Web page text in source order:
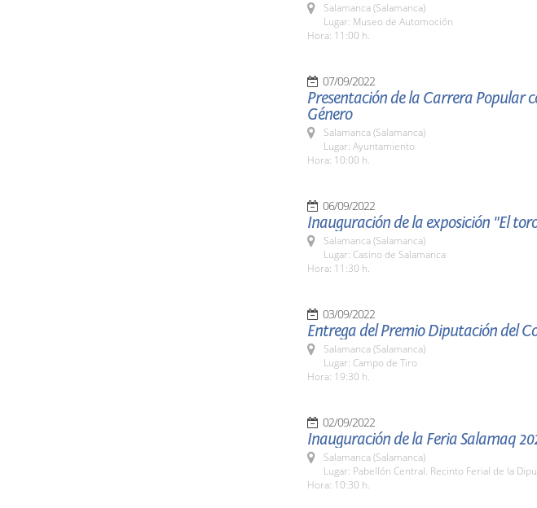
Salamanca (Salamanca)
Lugar: Museo de Automoción
Hora: 11:00 h.
07/09/2022
Presentación de la Carrera Popular
Género
Salamanca (Salamanca)
Lugar: Ayuntamiento
Hora: 10:00 h.
06/09/2022
Inauguración de la exposición "El
Salamanca (Salamanca)
Lugar: Casino de Salamanca
Hora: 11:30 h.
03/09/2022
Entrega del Premio Diputación del
Salamanca (Salamanca)
Lugar: Campo de Tiro
Hora: 19:30 h.
02/09/2022
Inauguración de la Feria Salamaq
Salamanca (Salamanca)
Lugar: Pabellón Central. Recinto Ferial de la
Hora: 10:30 h.